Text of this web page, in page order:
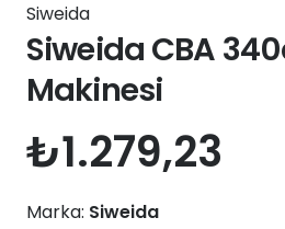
Siweida
Siweida CBA
Makinesi
₺1.279,23
Marka: Siweida